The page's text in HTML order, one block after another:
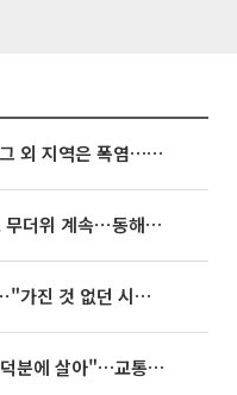
동해안은 시간당 80㎜ 폭우, 그 외 지역은 폭염…‘극과 극 날씨’
[내일 날씨] 폭염 한풀 꺾여도 무더위 계속⋯동해안 이틀 연속 비
임영웅, 어느덧 데뷔 10주년⋯"가진 것 없던 시절, 내 앞엔 20명의 팬뿐"
'굿 윌 헌팅' 배우 "기아 EV2 덕분에 살아"…교통사고 후 안전성 극찬